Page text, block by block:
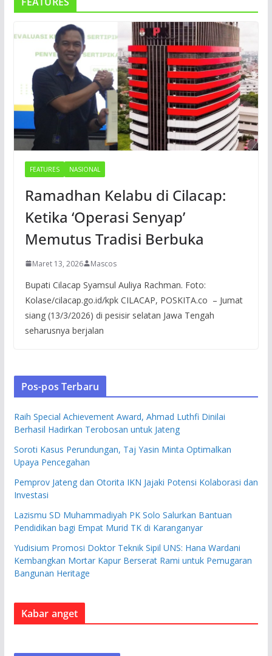
FEATURES NASIONAL
Ramadhan Kelabu di Cilacap:
Ketika ‘Operasi Senyap’
Memutus Tradisi Berbuka
Maret 13, 2026 Mascos
Bupati Cilacap Syamsul Auliya Rachman. Foto:
Kolase/cilacap.go.id/kpk CILACAP, POSKITA.co – Jumat
siang (13/3/2026) di pesisir selatan Jawa Tengah
seharusnya berjalan
Pos-pos Terbaru
Raih Special Achievement Award, Ahmad Luthfi Dinilai
Berhasil Hadirkan Terobosan untuk Jateng
Soroti Kasus Perundungan, Taj Yasin Minta Optimalkan
Upaya Pencegahan
Pemprov Jateng dan Otorita IKN Jajaki Potensi Kolaborasi dan
Investasi
Lazismu SD Muhammadiyah PK Solo Salurkan Bantuan
Pendidikan bagi Empat Murid TK di Karanganyar
Yudisium Promosi Doktor Teknik Sipil UNS: Hana Wardani
Kembangkan Mortar Kapur Berserat Rami untuk Pemugaran
Bangunan Heritage
Kabar anget